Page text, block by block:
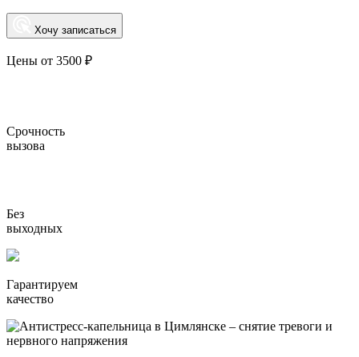
Хочу записаться
Цены от 3500 ₽
Срочность
вызова
Без
выходных
Гарантируем
качество